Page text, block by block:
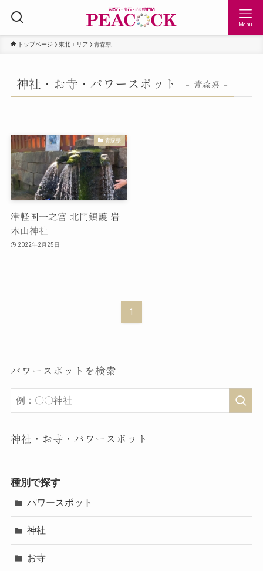
Menu
トップページ 東北エリア 青森県
神社・お寺・パワースポット – 青森県 –
青森県
津軽国一之宮 北門鎮護 岩
木山神社
2022年2月25日
1
パワースポットを検索
神社・お寺・パワースポット
種別で探す
パワースポット
神社
お寺